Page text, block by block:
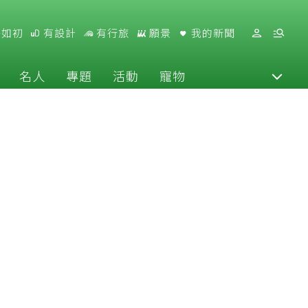
初 有設計 有行旅 願景 我的新聞
名人 專題 活動 寵物